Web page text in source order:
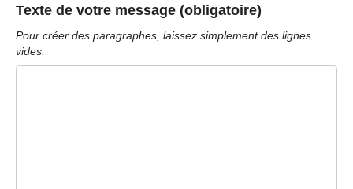
Texte de votre message (obligatoire)
Pour créer des paragraphes, laissez simplement des lignes
vides.